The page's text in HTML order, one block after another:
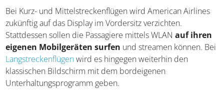
Bei Kurz- und Mittelstreckenflügen wird American Airlines
zukünftig auf das Display im Vordersitz verzichten.
Stattdessen sollen die Passagiere mittels WLANauf ihren
eigenen Mobilgeräten surfen und streamen können. Bei
Langstreckenflügenwird es hingegen weiterhin den
klassischen Bildschirm mit dem bordeigenen
Unterhaltungsprogramm geben.